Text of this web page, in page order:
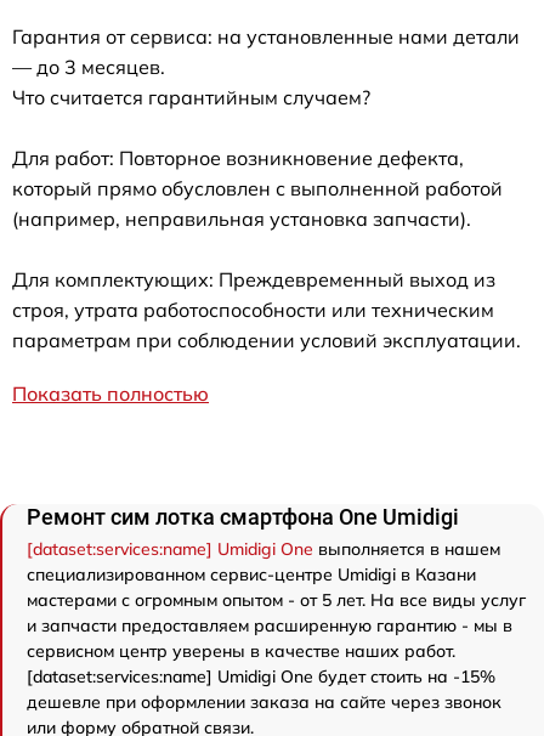
Гарантия от сервиса: на установленные нами детали
— до 3 месяцев.
Что считается гарантийным случаем?
Для работ: Повторное возникновение дефекта,
который прямо обусловлен с выполненной работой
(например, неправильная установка запчасти).
Для комплектующих: Преждевременный выход из
строя, утрата работоспособности или техническим
параметрам при соблюдении условий эксплуатации.
Показать полностью
Ремонт сим лотка смартфона One Umidigi
[dataset:services:name] Umidigi One выполняется в нашем
специализированном сервис-центре Umidigi в Казани
мастерами с огромным опытом - от 5 лет. На все виды услуг
и запчасти предоставляем расширенную гарантию - мы в
сервисном центр уверены в качестве наших работ.
[dataset:services:name] Umidigi One будет стоить на -15%
дешевле при оформлении заказа на сайте через звонок
или форму обратной связи.